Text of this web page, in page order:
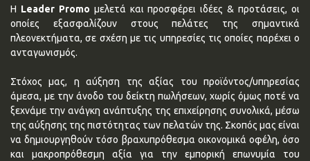
Η Leader Promo μελετά και προσφέρει ιδέες & προτάσεις, οι
οποίες εξασφαλίζουν στους πελάτες της σημαντικά
πλεονεκτήματα, σε σχέση με τις υπηρεσίες τις οποίες παρέχει ο
ανταγωνισμός.
Στόχος μας, η αύξηση της αξίας του προϊόντος/υπηρεσίας
άμεσα, με την άνοδο του δείκτη πωλήσεων, χωρίς όμως ποτέ να
ξεχνάμε την ανάγκη ανάπτυξης της επιχείρησης συνολικά, μέσω
της αύξησης της πιστότητας των πελατών της. Σκοπός μας είναι
να δημιουργηθούν τόσο βραχυπρόθεσμα οικονομικά οφέλη, όσο
και μακροπρόθεσμη αξία για την εμπορική επωνυμία του